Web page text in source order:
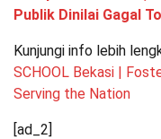
Publik Dinilai Gagal
Kunjungi info lebih
SCHOOL Bekasi |
Serving the Nation
[ad_2]